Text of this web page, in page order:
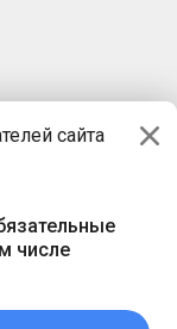
сайта
числе
Независимости